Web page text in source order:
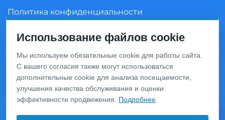
Политика конфиденциальности
Информация о ценах и товарах на данном сайте носит
информационный характер и не является публичной
офертой, определяемой положениями Статьи 437 ГК
РФ. Перед оформлением заказа уточняйте актуальную
цену у менеджера по телефону.
Использование файлов cookie
Мы используем обязательные cookie для работы сайта.
С вашего согласия также могут использоваться
дополнительные cookie для анализа посещаемости,
улучшения качества обслуживания и оценки
эффективности продвижения. Подробнее